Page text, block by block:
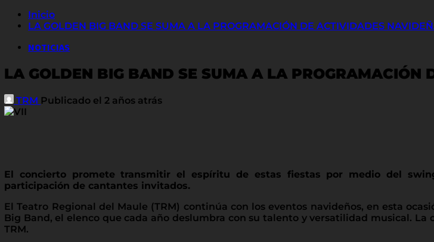
Inicio
LA GOLDEN BIG BAND SE SUMA A LA PROGRAMACIÓN DE ACTIVIDADES
NOTICIAS
LA GOLDEN BIG BAND SE SUMA A LA PROGRAMACIÓN
TRM Publicado el 2 años atrás
El concierto promete transmitir el espíritu de estas fiestas por medio del
participación de cantantes invitados.
El Teatro Regional del Maule (TRM) continúa con los eventos navideños, en esta
Big Band, el elenco que cada año deslumbra con su talento y versatilidad musical. La
TRM.